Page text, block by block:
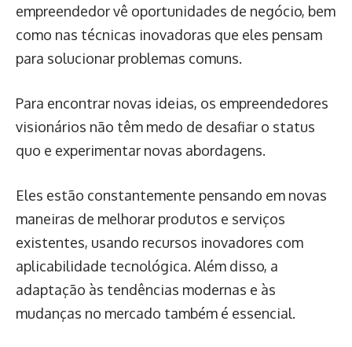
empreendedor vê oportunidades de negócio, bem
como nas técnicas inovadoras que eles pensam
para solucionar problemas comuns.
Para encontrar novas ideias, os empreendedores
visionários não têm medo de desafiar o status
quo e experimentar novas abordagens.
Eles estão constantemente pensando em novas
maneiras de melhorar produtos e serviços
existentes, usando recursos inovadores com
aplicabilidade tecnológica. Além disso, a
adaptação às tendências modernas e às
mudanças no mercado também é essencial.